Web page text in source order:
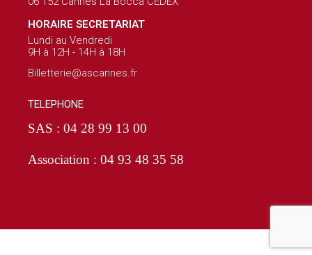
HORAIRE SECRETARIAT
Lundi au Vendredi
9H à 12H - 14H à 18H
Billetterie@ascannes.fr
TELEPHONE
SAS : 04 28 99 13 00
Association : 04 93 48 35 58